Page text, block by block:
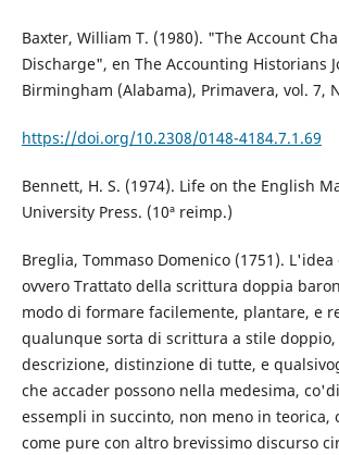
Baxter, William T. (1980). "The Account
Discharge", en The Accounting Historians
Birmingham (Alabama), Primavera, vol. 7,
https://doi.org/10.2308/0148-4184.7.1.69
Bennett, H. S. (1974). Life on the English
University Press. (10ª reimp.)
Breglia, Tommaso Domenico (1751).
ovvero Trattato della scrittura doppia
modo di formare facilemente, plantare, e
qualunque sorta di scrittura a stile doppio,
descrizione, distinzione di tutte, e
che accader possono nella medesima,
essempli in succinto, non meno in teorica,
come pure con altro brevissimo discurso